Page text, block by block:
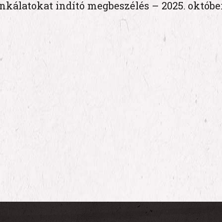
indító megbeszélés – 2025.